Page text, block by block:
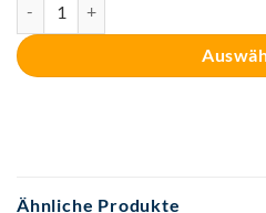
9,80€
ist:
0,80€.
Ähnliche Produkte